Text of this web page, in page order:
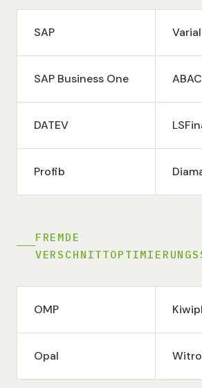
SAP Varial
SAP Business One
DATEV
Profib
FREMDE
OMP
Opal